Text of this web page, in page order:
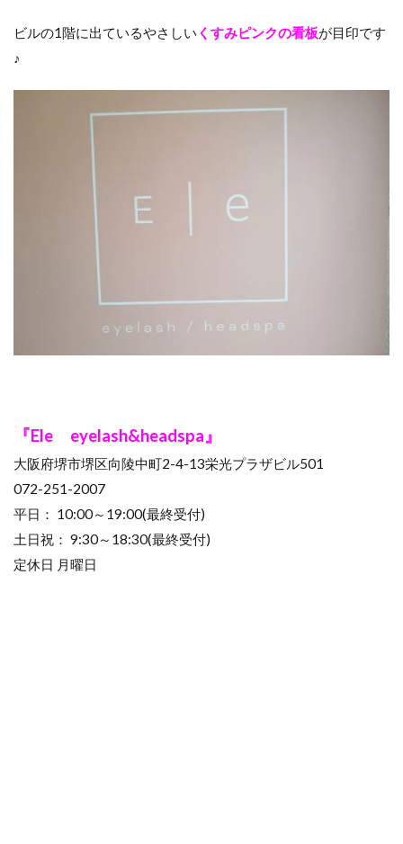
ビルの1階に出ているやさしい くすみピンクの看板が目印です
♪
『Ele eyelash&headspa』
大阪府堺市堺区向陵中町2-4-13栄光プラザビル501
072-251-2007
平日： 10:00～19:00(最終受付)
土日祝： 9:30～18:30(最終受付)
定休日 月曜日